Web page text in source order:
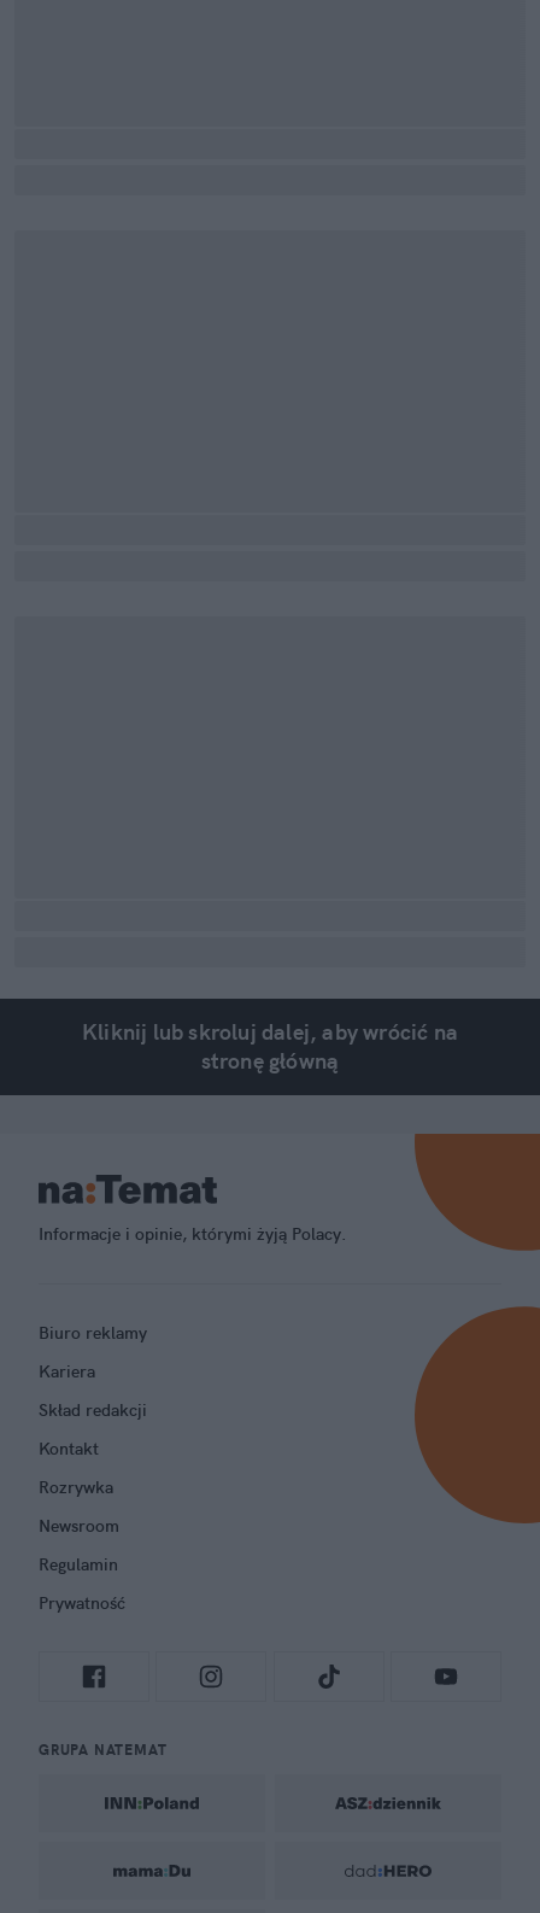
Kliknij lub skroluj dalej, aby wrócić na
stronę główną
Informacje i opinie, którymi żyją Polacy.
Biuro reklamy
Kariera
Skład redakcji
Kontakt
Rozrywka
Newsroom
Regulamin
Prywatność
GRUPA NATEMAT